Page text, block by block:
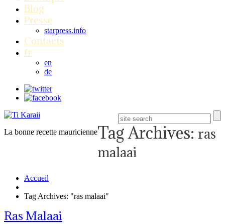
Blog
Presse
starpress.info
Contacts
fr
en
de
La bonne recette mauricienneTag Archives: ras
malaai
Accueil
Tag Archives: "ras malaai"
Ras Malaai